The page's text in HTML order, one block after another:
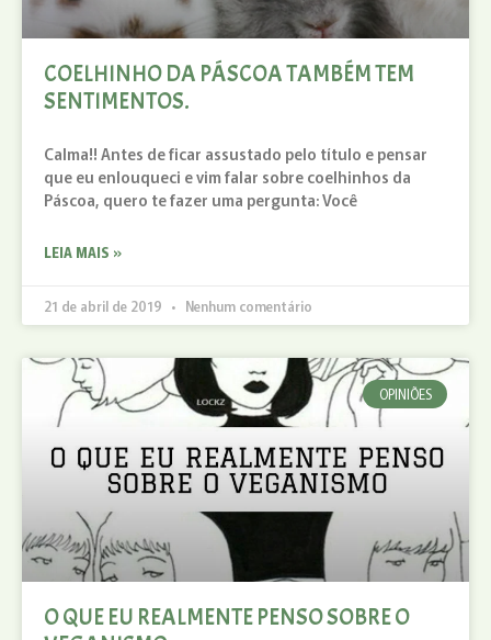
COELHINHO DA PÁSCOA TAMBÉM TEM
SENTIMENTOS.
Calma!! Antes de ficar assustado pelo título e pensar
que eu enlouqueci e vim falar sobre coelhinhos da
Páscoa, quero te fazer uma pergunta: Você
LEIA MAIS »
21 de abril de 2019 Nenhum comentário
OPINIÕES
O QUE EU REALMENTE PENSO SOBRE O